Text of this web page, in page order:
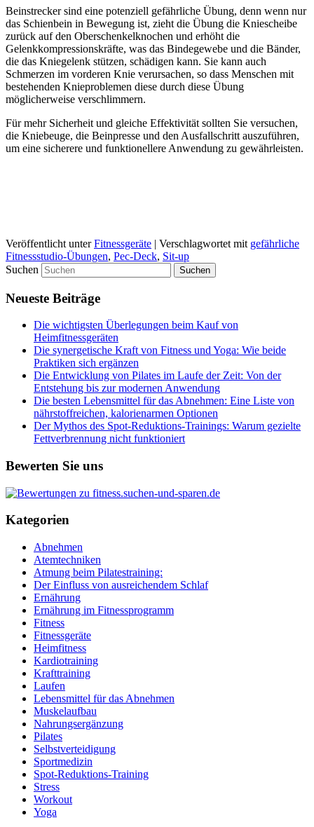
Beinstrecker sind eine potenziell gefährliche Übung, denn wenn nur
das Schienbein in Bewegung ist, zieht die Übung die Kniescheibe
zurück auf den Oberschenkelknochen und erhöht die
Gelenkkompressionskräfte, was das Bindegewebe und die Bänder,
die das Kniegelenk stützen, schädigen kann. Sie kann auch
Schmerzen im vorderen Knie verursachen, so dass Menschen mit
bestehenden Knieproblemen diese durch diese Übung
möglicherweise verschlimmern.
Für mehr Sicherheit und gleiche Effektivität sollten Sie versuchen,
die Kniebeuge, die Beinpresse und den Ausfallschritt auszuführen,
um eine sicherere und funktionellere Anwendung zu gewährleisten.
Veröffentlicht unter Fitnessgeräte | Verschlagwortet mit gefährliche
Fitnessstudio-Übungen, Pec-Deck, Sit-up
Suchen
Neueste Beiträge
Die wichtigsten Überlegungen beim Kauf von
Heimfitnessgeräten
Die synergetische Kraft von Fitness und Yoga: Wie beide
Praktiken sich ergänzen
Die Entwicklung von Pilates im Laufe der Zeit: Von der
Entstehung bis zur modernen Anwendung
Die besten Lebensmittel für das Abnehmen: Eine Liste von
nährstoffreichen, kalorienarmen Optionen
Der Mythos des Spot-Reduktions-Trainings: Warum gezielte
Fettverbrennung nicht funktioniert
Bewerten Sie uns
Kategorien
Abnehmen
Atemtechniken
Atmung beim Pilatestraining:
Der Einfluss von ausreichendem Schlaf
Ernährung
Ernährung im Fitnessprogramm
Fitness
Fitnessgeräte
Heimfitness
Kardiotraining
Krafttraining
Laufen
Lebensmittel für das Abnehmen
Muskelaufbau
Nahrungsergänzung
Pilates
Selbstverteidigung
Sportmedizin
Spot-Reduktions-Training
Stress
Workout
Yoga